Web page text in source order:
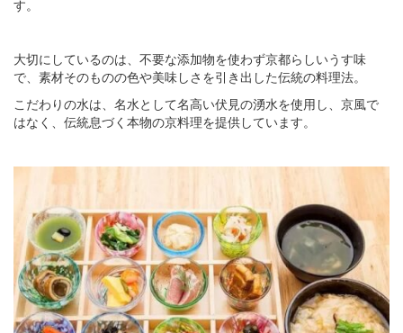
す。
大切にしているのは、不要な添加物を使わず京都らしいうす味
で、素材そのものの色や美味しさを引き出した伝統の料理法。
こだわりの水は、名水として名高い伏見の湧水を使用し、京風で
はなく、伝統息づく本物の京料理を提供しています。